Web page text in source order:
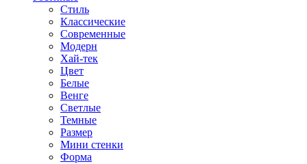
Стиль
Классические
Современные
Модерн
Хай-тек
Цвет
Белые
Венге
Светлые
Темные
Размер
Мини стенки
Форма